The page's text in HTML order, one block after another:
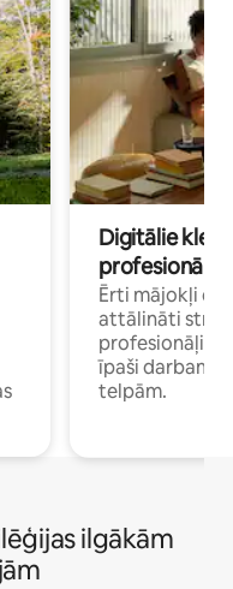
Digitālie
profesionāļi
Ērti mājokļi
attālināti
īpaši darbam
telpām.
ilgākām